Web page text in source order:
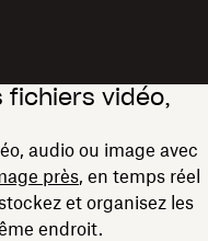
fichiers vidéo,
audio ou image avec
près, en temps réel
et organisez les
endroit.